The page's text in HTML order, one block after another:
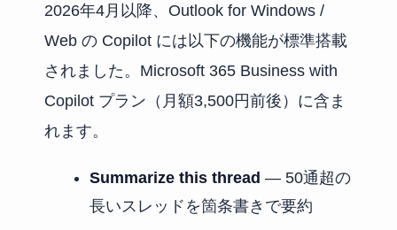
2026年4月以降、Outlook for Windows /
Web の Copilot には以下の機能が標準搭載
されました。Microsoft 365 Business with
Copilot プラン（月額3,500円前後）に含ま
れます。
Summarize this thread — 50通超の
長いスレッドを箇条書きで要約